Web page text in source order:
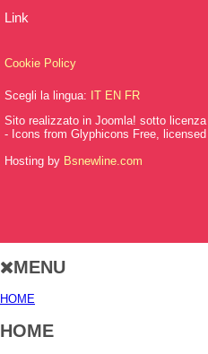
Link
Cookie Policy
Scegli la lingua: IT EN FR
Sito realizzato in Joomla! sotto
- Icons from Glyphicons Free,
Hosting by Bsnewline.com
MENU
HOME
HOME